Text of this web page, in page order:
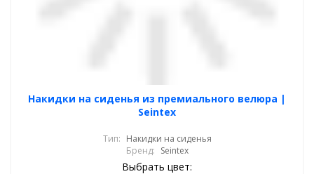
Накидки на сиденья из премиального велюра |
Seintex
Тип: Накидки на сиденья
Бренд: Seintex
Выбрать цвет: